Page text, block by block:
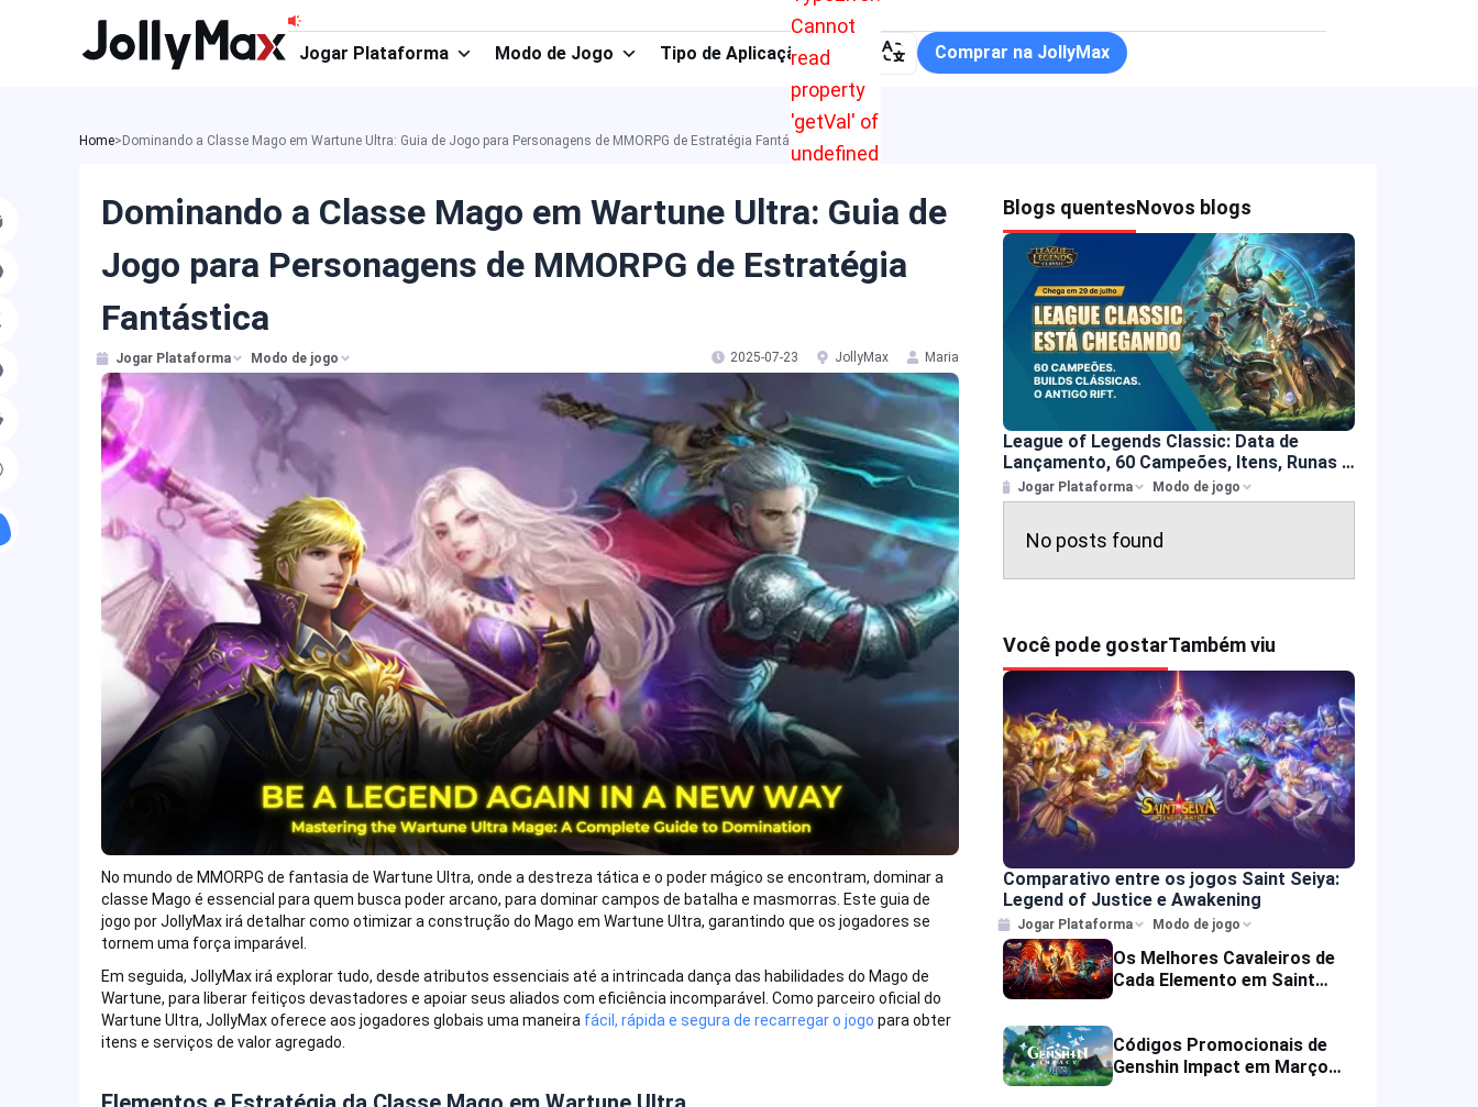
Cannot
read
property
'getVal' of
undefined
Jogar Plataforma Modo de Jogo Tipo de Aplicação Comprar na JollyMax
Home> Dominando a Classe Mago em Wartune Ultra: Guia de Jogo para Personagens de MMORPG de Estratégia Fantástica
Dominando a Classe Mago em Wartune Ultra: Guia de
Jogo para Personagens de MMORPG de Estratégia
Fantástica
Jogar Plataforma Modo de jogo 2025-07-23 JollyMax Maria
No mundo de MMORPG de fantasia de Wartune Ultra, onde a destreza tática e o poder mágico se encontram, dominar a
classe Mago é essencial para quem busca poder arcano, para dominar campos de batalha e masmorras. Este guia de
jogo por JollyMax irá detalhar como otimizar a construção do Mago em Wartune Ultra, garantindo que os jogadores se
tornem uma força imparável.
Em seguida, JollyMax irá explorar tudo, desde atributos essenciais até a intrincada dança das habilidades do Mago de
Wartune, para liberar feitiços devastadores e apoiar seus aliados com eficiência incomparável. Como parceiro oficial do
Wartune Ultra, JollyMax oferece aos jogadores globais uma maneira fácil, rápida e segura de recarregar o jogo para obter
itens e serviços de valor agregado.
Blogs quentesNovos blogs
League of Legends Classic: Data de
Lançamento, 60 Campeões, Itens, Runas e
Mais
Jogar Plataforma Modo de jogo
No posts found
Você pode gostarTambém viu
Comparativo entre os jogos Saint Seiya:
Legend of Justice e Awakening
Jogar Plataforma Modo de jogo
Os Melhores Cavaleiros de
Cada Elemento em Saint
Códigos Promocionais de
Genshin Impact em Março